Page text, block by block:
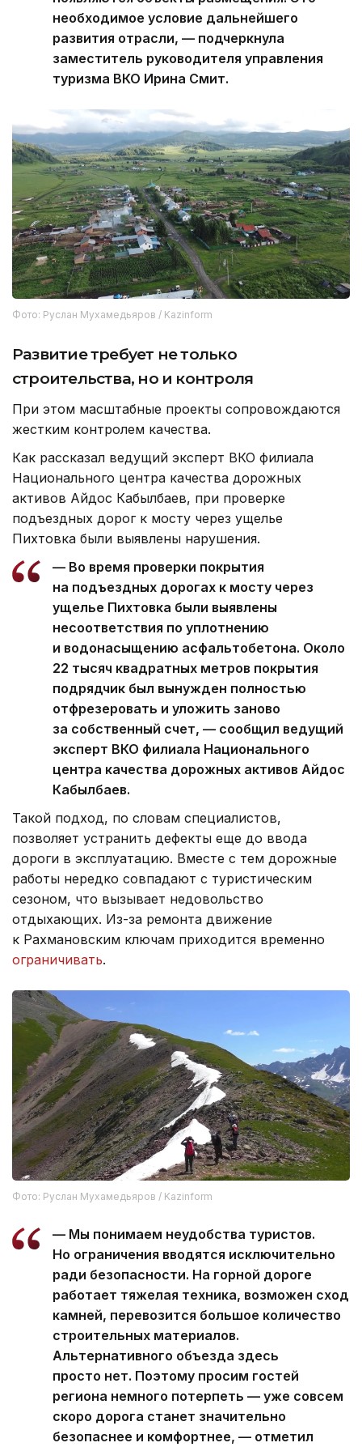
необходимое условие дальнейшего
развития отрасли, — подчеркнула
заместитель руководителя управления
туризма ВКО Ирина Смит.
Фото: Руслан Мухамедьяров / Kazinform
Развитие требует не только
строительства, но и контроля
При этом масштабные проекты сопровождаются
жестким контролем качества.
Как рассказал ведущий эксперт ВКО филиала
Национального центра качества дорожных
активов Айдос Кабылбаев, при проверке
подъездных дорог к мосту через ущелье
Пихтовка были выявлены нарушения.
— Во время проверки покрытия
на подъездных дорогах к мосту через
ущелье Пихтовка были выявлены
несоответствия по уплотнению
и водонасыщению асфальтобетона. Около
22 тысяч квадратных метров покрытия
подрядчик был вынужден полностью
отфрезеровать и уложить заново
за собственный счет, — сообщил ведущий
эксперт ВКО филиала Национального
центра качества дорожных активов Айдос
Кабылбаев.
Такой подход, по словам специалистов,
позволяет устранить дефекты еще до ввода
дороги в эксплуатацию. Вместе с тем дорожные
работы нередко совпадают с туристическим
сезоном, что вызывает недовольство
отдыхающих. Из-за ремонта движение
к Рахмановским ключам приходится временно
ограничивать.
Фото: Руслан Мухамедьяров / Kazinform
— Мы понимаем неудобства туристов.
Но ограничения вводятся исключительно
ради безопасности. На горной дороге
работает тяжелая техника, возможен сход
камней, перевозится большое количество
строительных материалов.
Альтернативного объезда здесь
просто нет. Поэтому просим гостей
региона немного потерпеть — уже совсем
скоро дорога станет значительно
безопаснее и комфортнее, — отметил